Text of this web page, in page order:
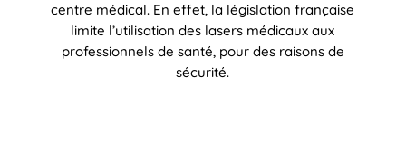
centre médical. En effet, la législation française
limite l’utilisation des lasers médicaux aux
professionnels de santé, pour des raisons de
sécurité.